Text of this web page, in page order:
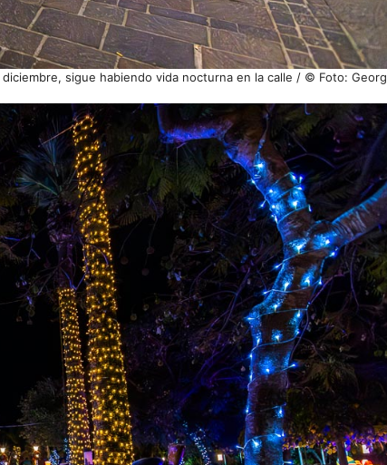
sigue habiendo vida nocturna en la calle / © Foto: Georg